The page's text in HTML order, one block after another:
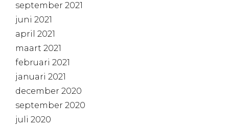
september 2021
juni 2021
april 2021
maart 2021
februari 2021
januari 2021
december 2020
september 2020
juli 2020